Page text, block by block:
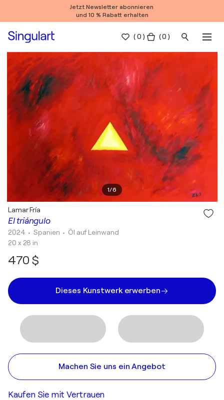
Jetzt Newsletter abonnieren
und 10 % Rabatt erhalten
(0 ) ( 0 )
1/6
El triángulo
Lamar Fría
2024 • Spanien • Öl auf Leinwand
20 x 28 in
470 $
Dieses Kunstwerk erwerben
Machen Sie uns ein Angebot
Kaufen Sie mit Vertrauen